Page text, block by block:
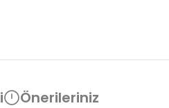
Önerileriniz